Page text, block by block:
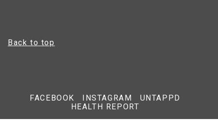
Back to top
FACEBOOK INSTAGRAM
UNTAPPD
HEALTH REPORT